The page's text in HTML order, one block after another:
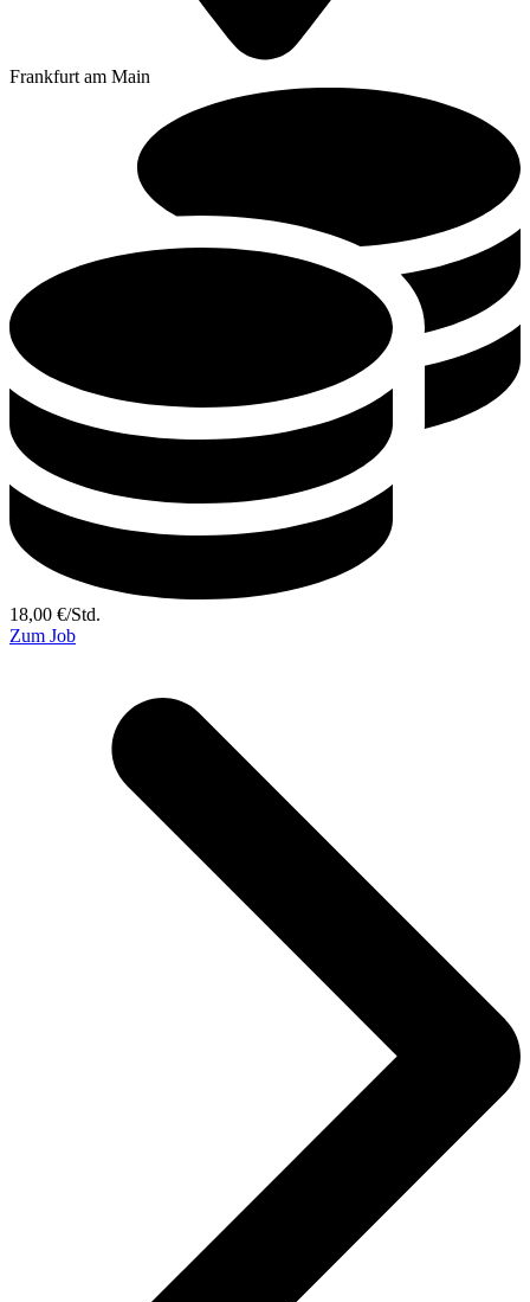
Frankfurt am Main
18,00 €/Std.
Zum Job